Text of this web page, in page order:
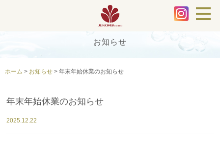
お知らせ
ホーム > お知らせ > 年末年始休業のお知らせ
年末年始休業のお知らせ
2025.12.22